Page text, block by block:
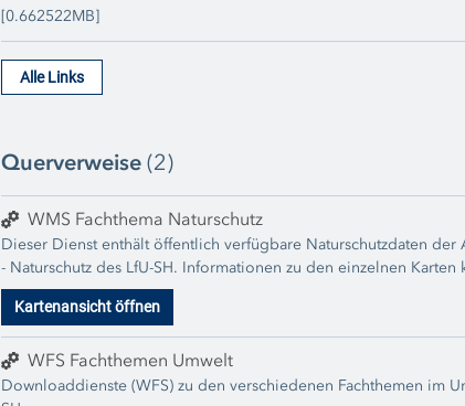
[0.662522MB]
Alle Links
Querverweise (2)
WMS Fachthema Naturschutz
Dieser Dienst enthält öffentlich verfügbare Naturschutzdaten der
- Naturschutz des LfU-SH. Informationen zu den einzelnen Karten
jeweils den zugehörigen Metadaten zu den einzelnen Datensätzen
entnommen werden. Der Dienst wird regelmäßig um neu
erweitert.
Kartenansicht öffnen
WFS Fachthemen Umwelt
Downloaddienste (WFS) zu den verschiedenen Fachthemen im